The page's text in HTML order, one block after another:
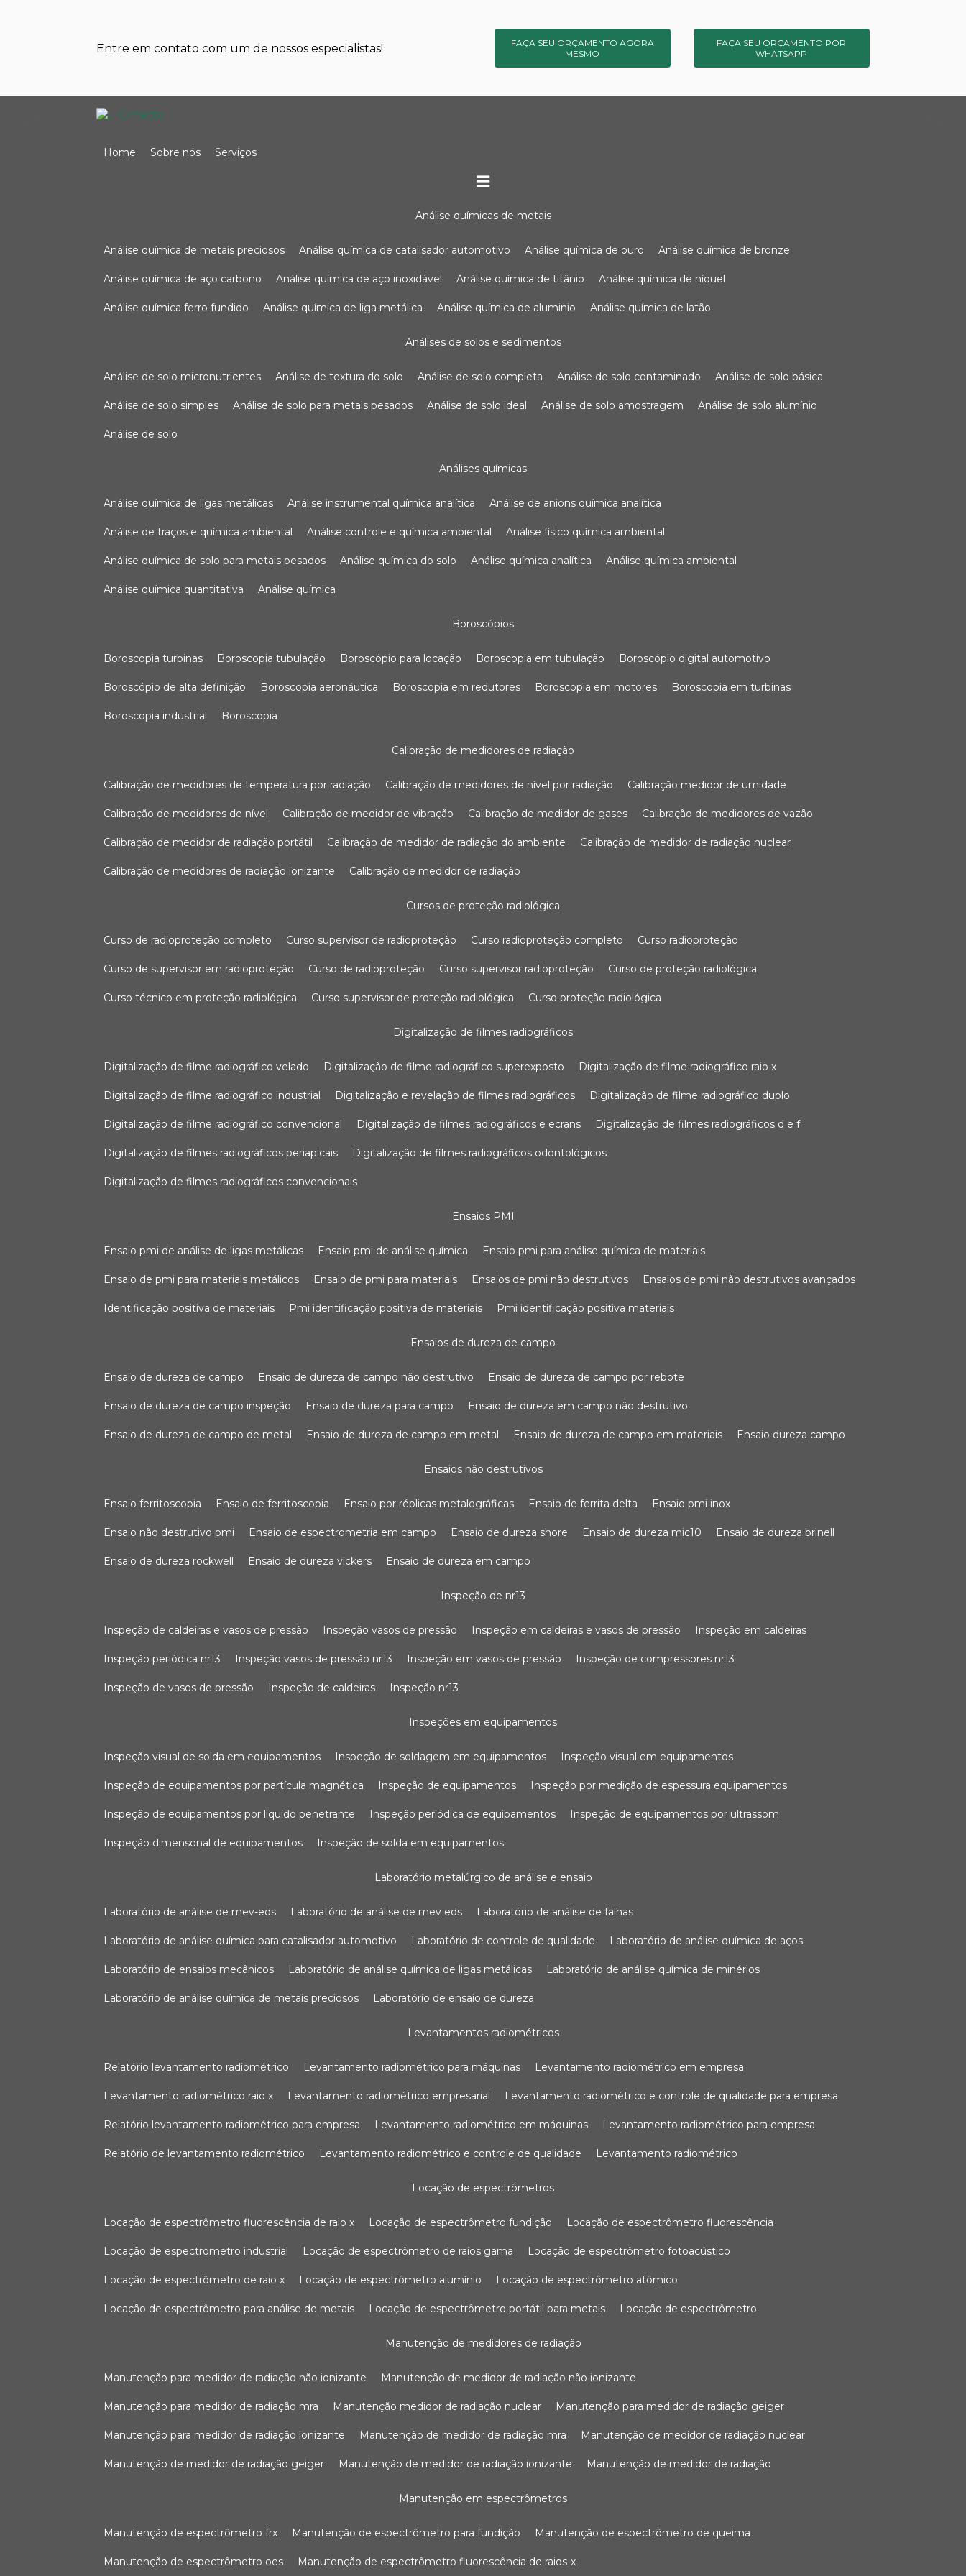
Entre em contato com um de nossos especialistas!
FAÇA SEU ORÇAMENTO AGORA
MESMO
FAÇA SEU ORÇAMENTO POR
WHATSAPP
Home Sobre nós Serviços
análise químicas de metais
análise química de metais preciosos análise química de catalisador automotivo análise química de ouro análise química de bronze
análise química de aço carbono análise química de aço inoxidável análise química de titânio análise química de níquel
análise química ferro fundido análise química de liga metálica análise química de aluminio análise química de latão
análises de solos e sedimentos
análise de solo micronutrientes análise de textura do solo análise de solo completa análise de solo contaminado análise de solo básica
análise de solo simples análise de solo para metais pesados análise de solo ideal análise de solo amostragem análise de solo alumínio
análise de solo
análises químicas
análise química de ligas metálicas análise instrumental química analítica análise de anions química analítica
análise de traços e química ambiental análise controle e química ambiental análise físico química ambiental
análise química de solo para metais pesados análise química do solo análise química analítica análise química ambiental
análise química quantitativa análise química
boroscópios
boroscopia turbinas boroscopia tubulação boroscópio para locação boroscopia em tubulação boroscópio digital automotivo
boroscópio de alta definição boroscopia aeronáutica boroscopia em redutores boroscopia em motores boroscopia em turbinas
boroscopia industrial boroscopia
calibração de medidores de radiação
calibração de medidores de temperatura por radiação calibração de medidores de nível por radiação calibração medidor de umidade
calibração de medidores de nível calibração de medidor de vibração calibração de medidor de gases calibração de medidores de vazão
calibração de medidor de radiação portátil calibração de medidor de radiação do ambiente calibração de medidor de radiação nuclear
calibração de medidores de radiação ionizante calibração de medidor de radiação
cursos de proteção radiológica
curso de radioproteção completo curso supervisor de radioproteção curso radioproteção completo curso radioproteção
curso de supervisor em radioproteção curso de radioproteção curso supervisor radioproteção curso de proteção radiológica
curso técnico em proteção radiológica curso supervisor de proteção radiológica curso proteção radiológica
digitalização de filmes radiográficos
digitalização de filme radiográfico velado digitalização de filme radiográfico superexposto digitalização de filme radiográfico raio x
digitalização de filme radiográfico industrial digitalização e revelação de filmes radiográficos digitalização de filme radiográfico duplo
digitalização de filme radiográfico convencional digitalização de filmes radiográficos e ecrans digitalização de filmes radiográficos d e f
digitalização de filmes radiográficos periapicais digitalização de filmes radiográficos odontológicos
digitalização de filmes radiográficos convencionais
ensaios PMI
ensaio pmi de análise de ligas metálicas ensaio pmi de análise química ensaio pmi para análise química de materiais
ensaio de pmi para materiais metálicos ensaio de pmi para materiais ensaios de pmi não destrutivos ensaios de pmi não destrutivos avançados
identificação positiva de materiais pmi identificação positiva de materiais pmi identificação positiva materiais
ensaios de dureza de campo
ensaio de dureza de campo ensaio de dureza de campo não destrutivo ensaio de dureza de campo por rebote
ensaio de dureza de campo inspeção ensaio de dureza para campo ensaio de dureza em campo não destrutivo
ensaio de dureza de campo de metal ensaio de dureza de campo em metal ensaio de dureza de campo em materiais ensaio dureza campo
ensaios não destrutivos
ensaio ferritoscopia ensaio de ferritoscopia ensaio por réplicas metalográficas ensaio de ferrita delta ensaio pmi inox
ensaio não destrutivo pmi ensaio de espectrometria em campo ensaio de dureza shore ensaio de dureza mic10 ensaio de dureza brinell
ensaio de dureza rockwell ensaio de dureza vickers ensaio de dureza em campo
inspeção de nr13
inspeção de caldeiras e vasos de pressão inspeção vasos de pressão inspeção em caldeiras e vasos de pressão inspeção em caldeiras
inspeção periódica nr13 inspeção vasos de pressão nr13 inspeção em vasos de pressão inspeção de compressores nr13
inspeção de vasos de pressão inspeção de caldeiras inspeção nr13
inspeções em equipamentos
inspeção visual de solda em equipamentos inspeção de soldagem em equipamentos inspeção visual em equipamentos
inspeção de equipamentos por partícula magnética inspeção de equipamentos inspeção por medição de espessura equipamentos
inspeção de equipamentos por liquido penetrante inspeção periódica de equipamentos inspeção de equipamentos por ultrassom
inspeção dimensonal de equipamentos inspeção de solda em equipamentos
laboratório metalúrgico de análise e ensaio
laboratório de análise de mev-eds laboratório de análise de mev eds laboratório de análise de falhas
laboratório de análise química para catalisador automotivo laboratório de controle de qualidade laboratório de análise química de aços
laboratório de ensaios mecânicos laboratório de análise química de ligas metálicas laboratório de análise química de minérios
laboratório de análise química de metais preciosos laboratório de ensaio de dureza
levantamentos radiométricos
relatório levantamento radiométrico levantamento radiométrico para máquinas levantamento radiométrico em empresa
levantamento radiométrico raio x levantamento radiométrico empresarial levantamento radiométrico e controle de qualidade para empresa
relatório levantamento radiométrico para empresa levantamento radiométrico em máquinas levantamento radiométrico para empresa
relatório de levantamento radiométrico levantamento radiométrico e controle de qualidade levantamento radiométrico
locação de espectrômetros
locação de espectrômetro fluorescência de raio x locação de espectrômetro fundição locação de espectrômetro fluorescência
locação de espectrometro industrial locação de espectrômetro de raios gama locação de espectrômetro fotoacústico
locação de espectrômetro de raio x locação de espectrômetro alumínio locação de espectrômetro atômico
locação de espectrômetro para análise de metais locação de espectrômetro portátil para metais locação de espectrômetro
manutenção de medidores de radiação
manutenção para medidor de radiação não ionizante manutenção de medidor de radiação não ionizante
manutenção para medidor de radiação mra manutenção medidor de radiação nuclear manutenção para medidor de radiação geiger
manutenção para medidor de radiação ionizante manutenção de medidor de radiação mra manutenção de medidor de radiação nuclear
manutenção de medidor de radiação geiger manutenção de medidor de radiação ionizante manutenção de medidor de radiação
manutenção em espectrômetros
manutenção de espectrômetro frx manutenção de espectrômetro para fundição manutenção de espectrômetro de queima
manutenção de espectrômetro oes manutenção de espectrômetro fluorescência de raios-x